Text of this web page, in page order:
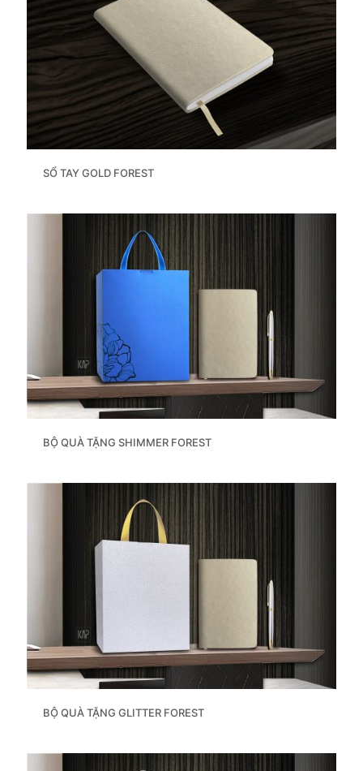
SỔ TAY GOLD FOREST
BỘ QUÀ TẶNG SHIMMER FOREST
BỘ QUÀ TẶNG GLITTER FOREST